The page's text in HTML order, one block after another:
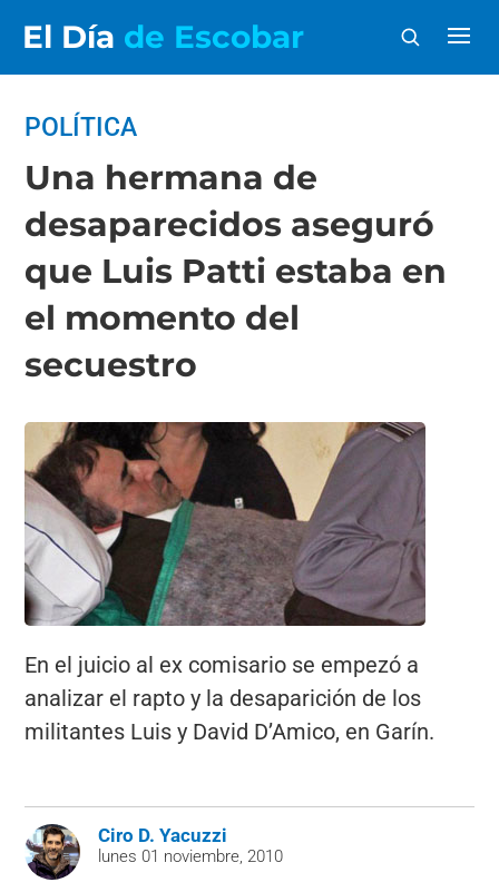
El Día de Escobar
POLÍTICA
Una hermana de
desaparecidos aseguró
que Luis Patti estaba en
el momento del
secuestro
En el juicio al ex comisario se empezó a
analizar el rapto y la desaparición de los
militantes Luis y David D’Amico, en Garín.
Ciro D. Yacuzzi
lunes 01 noviembre, 2010